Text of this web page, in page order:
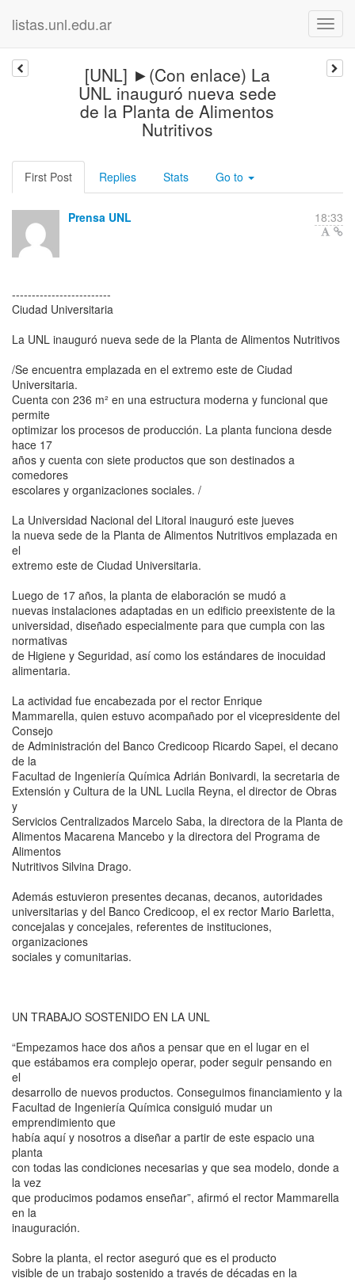
listas.unl.edu.ar
[UNL] ►(Con enlace) La
UNL inauguró nueva sede
de la Planta de Alimentos
Nutritivos
First Post Replies Stats Go to
Prensa UNL 18:33
-------------------------
Ciudad Universitaria
La UNL inauguró nueva sede de la Planta de Alimentos Nutritivos
/Se encuentra emplazada en el extremo este de Ciudad
Universitaria.
Cuenta con 236 m² en una estructura moderna y funcional que
permite
optimizar los procesos de producción. La planta funciona desde
hace 17
años y cuenta con siete productos que son destinados a
comedores
escolares y organizaciones sociales. /
La Universidad Nacional del Litoral inauguró este jueves
la nueva sede de la Planta de Alimentos Nutritivos emplazada en
el
extremo este de Ciudad Universitaria.
Luego de 17 años, la planta de elaboración se mudó a
nuevas instalaciones adaptadas en un edificio preexistente de la
universidad, diseñado especialmente para que cumpla con las
normativas
de Higiene y Seguridad, así como los estándares de inocuidad
alimentaria.
La actividad fue encabezada por el rector Enrique
Mammarella, quien estuvo acompañado por el vicepresidente del
Consejo
de Administración del Banco Credicoop Ricardo Sapei, el decano
de la
Facultad de Ingeniería Química Adrián Bonivardi, la secretaria de
Extensión y Cultura de la UNL Lucila Reyna, el director de Obras
y
Servicios Centralizados Marcelo Saba, la directora de la Planta de
Alimentos Macarena Mancebo y la directora del Programa de
Alimentos
Nutritivos Silvina Drago.
Además estuvieron presentes decanas, decanos, autoridades
universitarias y del Banco Credicoop, el ex rector Mario Barletta,
concejalas y concejales, referentes de instituciones,
organizaciones
sociales y comunitarias.
UN TRABAJO SOSTENIDO EN LA UNL
“Empezamos hace dos años a pensar que en el lugar en el
que estábamos era complejo operar, poder seguir pensando en
el
desarrollo de nuevos productos. Conseguimos financiamiento y la
Facultad de Ingeniería Química consiguió mudar un
emprendimiento que
había aquí y nosotros a diseñar a partir de este espacio una
planta
con todas las condiciones necesarias y que sea modelo, donde a
la vez
que producimos podamos enseñar”, afirmó el rector Mammarella
en la
inauguración.
Sobre la planta, el rector aseguró que es el producto
visible de un trabajo sostenido a través de décadas en la